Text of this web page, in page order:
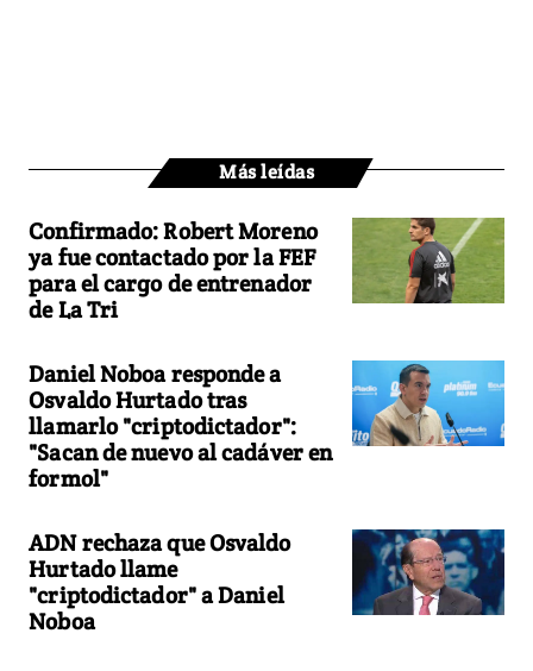
Más leídas
Confirmado: Robert Moreno
ya fue contactado por la FEF
para el cargo de entrenador
de La Tri
Daniel Noboa responde a
Osvaldo Hurtado tras
llamarlo "criptodictador":
"Sacan de nuevo al cadáver en
formol"
ADN rechaza que Osvaldo
Hurtado llame
"criptodictador" a Daniel
Noboa